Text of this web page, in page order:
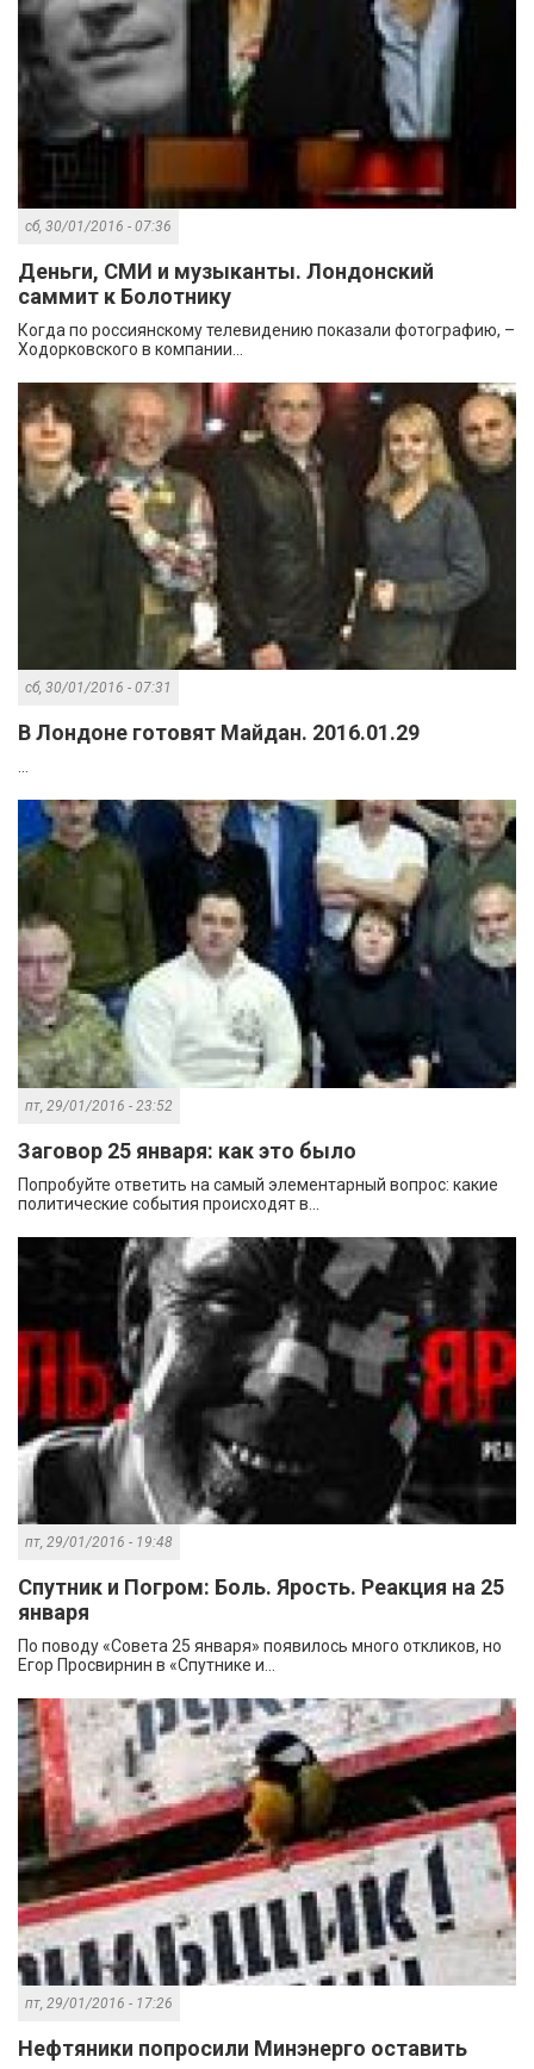
сб, 30/01/2016 - 07:36
Деньги, СМИ и музыканты. Лондонский
саммит к Болотнику
Когда по россиянскому телевидению показали фотографию, –
Ходорковского в компании...
сб, 30/01/2016 - 07:31
В Лондоне готовят Майдан. 2016.01.29
пт, 29/01/2016 - 23:52
Заговор 25 января: как это было
Попробуйте ответить на самый элементарный вопрос: какие
политические события происходят в...
пт, 29/01/2016 - 19:48
Спутник и Погром: Боль. Ярость. Реакция на 25
января
По поводу «Совета 25 января» появилось много откликов, но
Егор Просвирнин в «Спутнике и...
пт, 29/01/2016 - 17:26
Нефтяники попросили Минэнерго оставить